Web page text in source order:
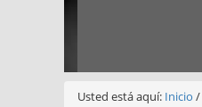
Usted está aquí: Inicio /